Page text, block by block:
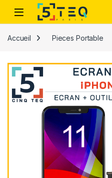
Passer à la navigation
Aller au contenu
Accueil Pieces Portable